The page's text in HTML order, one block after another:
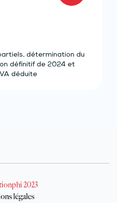
détermination du
définitif de 2024 et
déduite
2023
légales